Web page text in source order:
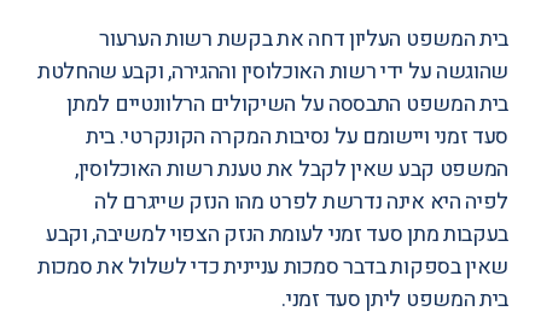
בית המשפט העליון דחה את בקשת רשות הערעור
שהוגשה על ידי רשות האוכלוסין וההגירה, וקבע שהחלטת
בית המשפט התבססה על השיקולים הרלוונטיים למתן
סעד זמני ויישומם על נסיבות המקרה הקונקרטי. בית
המשפט קבע שאין לקבל את טענת רשות האוכלוסין,
לפיה היא אינה נדרשת לפרט מהו הנזק שייגרם לה
בעקבות מתן סעד זמני לעומת הנזק הצפוי למשיבה, וקבע
שאין בספקות בדבר סמכות עניינית כדי לשלול את סמכות
בית המשפט ליתן סעד זמני.